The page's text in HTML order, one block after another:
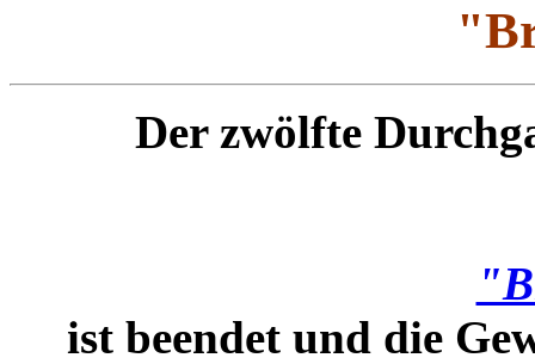
Der zwölfte
ist beendet und die